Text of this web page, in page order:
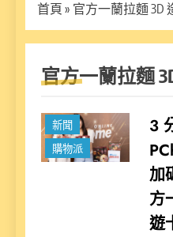
首頁 » 官方一蘭拉麵 3D
官方一蘭拉麵
新聞
購物派
3
加
方
遊